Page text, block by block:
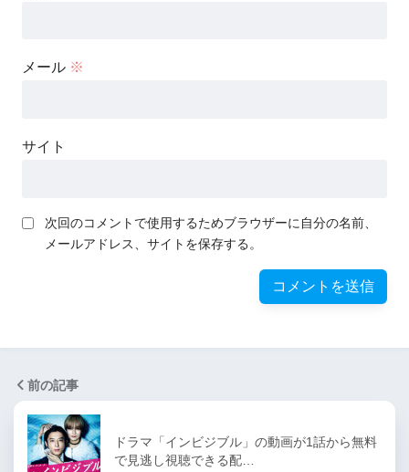
メール ※
サイト
次回のコメントで使用するためブラウザーに自分の名前、
メールアドレス、サイトを保存する。
前の記事
ドラマ「インビジブル」の動画が1話から無料
で見逃し視聴できる配…